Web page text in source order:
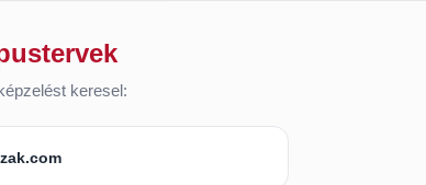
keresel: